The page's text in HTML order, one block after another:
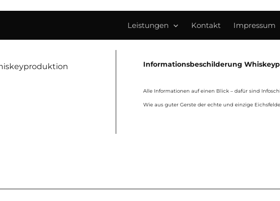
Leistungen Kontakt Impressum
Informationsbeschilderung
Alle Informationen auf einen Blick – dafür sind
Wie aus guter Gerste der echte und einzige